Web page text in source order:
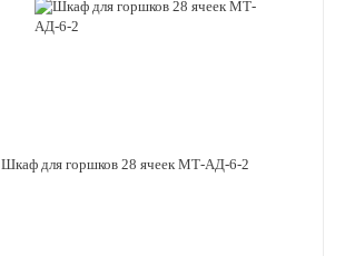
Шкаф для горшков 28 ячеек МТ-АД-6-2